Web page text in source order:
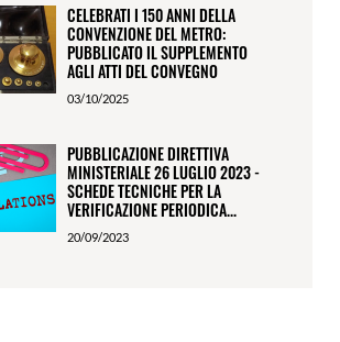
CELEBRATI I 150 ANNI DELLA
CONVENZIONE DEL METRO:
PUBBLICATO IL SUPPLEMENTO
AGLI ATTI DEL CONVEGNO
03/10/2025
PUBBLICAZIONE DIRETTIVA
MINISTERIALE 26 LUGLIO 2023 -
SCHEDE TECNICHE PER LA
VERIFICAZIONE PERIODICA...
20/09/2023